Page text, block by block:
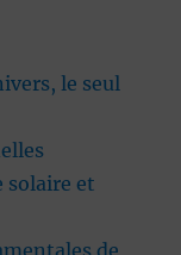
le seul
solaire et